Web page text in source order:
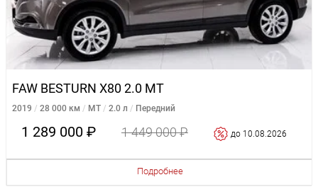
FAW BESTURN X80 2.0 MT
2019 28 000 км MT 2.0 л Передний
1 289 000 ₽ 1 449 000 ₽ до 10.08.2026
Подробнее